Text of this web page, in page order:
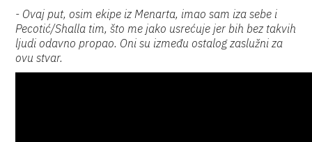
- Ovaj put, osim ekipe iz Menarta, imao sam iza sebe i
Pecotić/Shalla tim, što me jako usrećuje jer bih bez takvih
ljudi odavno propao. Oni su između ostalog zaslužni za
ovu stvar.